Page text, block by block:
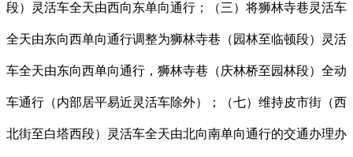
段）灵活车全天由西向东单向通行；（三）将狮林寺巷灵活车
全天由东向西单向通行调整为狮林寺巷（园林至临顿段）灵活
车全天由东向西单向通行，狮林寺巷（庆林桥至园林段）全动
车通行（内部居平易近灵活车除外）；（七）维持皮市街（西
北街至白塔西段）灵活车全天由北向南单向通行的交通办理办